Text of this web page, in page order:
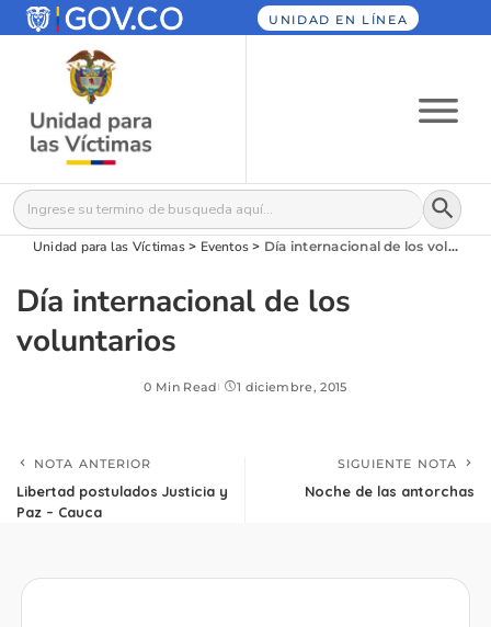
UNIDAD EN LÍNEA
Buscar: Botón
Unidad para las Víctimas> Eventos > Día internacional de los voluntarios
Día internacional de los
voluntarios
0 Min Read 1 diciembre, 2015
NOTA ANTERIOR
Libertad postulados Justicia y
Paz – Cauca
SIGUIENTE NOTA
Noche de las antorchas